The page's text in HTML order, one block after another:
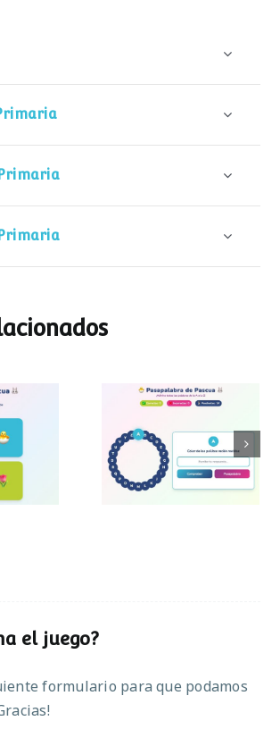
Pasapalabra de
Pascua
el juego?
formulario para que podamos